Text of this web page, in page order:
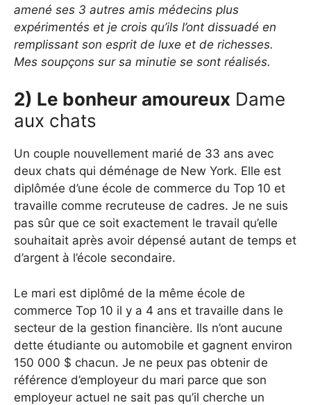
amené ses 3 autres amis médecins plus
expérimentés et je crois qu’ils l’ont dissuadé en
remplissant son esprit de luxe et de richesses.
Mes soupçons sur sa minutie se sont réalisés.
2) Le bonheur amoureux Dame
aux chats
Un couple nouvellement marié de 33 ans avec
deux chats qui déménage de New York. Elle est
diplômée d’une école de commerce du Top 10 et
travaille comme recruteuse de cadres. Je ne suis
pas sûr que ce soit exactement le travail qu’elle
souhaitait après avoir dépensé autant de temps et
d’argent à l’école secondaire.
Le mari est diplômé de la même école de
commerce Top 10 il y a 4 ans et travaille dans le
secteur de la gestion financière. Ils n’ont aucune
dette étudiante ou automobile et gagnent environ
150 000 $ chacun. Je ne peux pas obtenir de
référence d’employeur du mari parce que son
employeur actuel ne sait pas qu’il cherche un